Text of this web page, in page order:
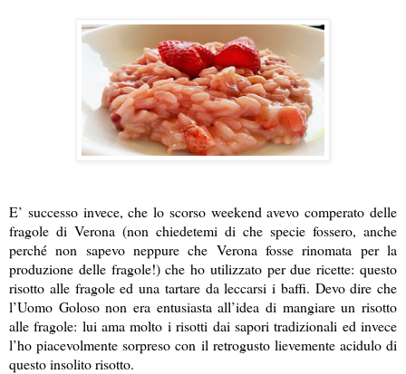
E’ successo invece, che lo scorso weekend avevo comperato delle
fragole di Verona (non chiedetemi di che specie fossero, anche
perché non sapevo neppure che Verona fosse rinomata per la
produzione delle fragole!) che ho utilizzato per due ricette: questo
risotto alle fragole ed una tartare da leccarsi i baffi. Devo dire che
l’Uomo Goloso non era entusiasta all’idea di mangiare un risotto
alle fragole: lui ama molto i risotti dai sapori tradizionali ed invece
l’ho piacevolmente sorpreso con il retrogusto lievemente acidulo di
questo insolito risotto.